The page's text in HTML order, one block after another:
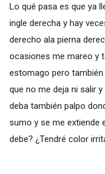
Lo qué pasa es que ya
ingle derecha y hay
derecho ala pierna
ocasiones me mareo y
estomago pero
que no me deja ni salir
deba también palpo
sumo y se me extiende
debe? ¿Tendré color